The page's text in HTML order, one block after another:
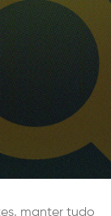
manter tudo